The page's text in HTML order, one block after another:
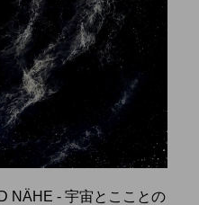
NÄHE - 宇宙とこことの